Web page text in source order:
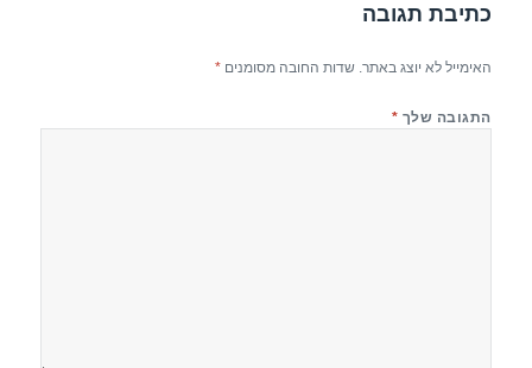
כתיבת תגובה
האימייל לא יוצג באתר. שדות החובה מסומנים*
התגובה שלך *